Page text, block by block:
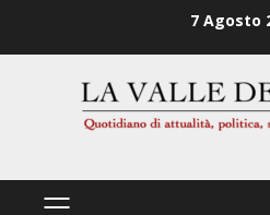
7 Agosto